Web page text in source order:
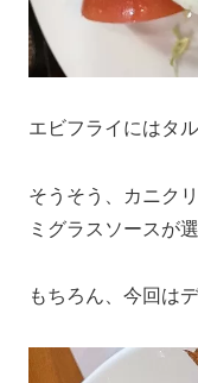
エビフライにはタ
そうそう、カニク
ミグラスソースが
もちろん、今回は